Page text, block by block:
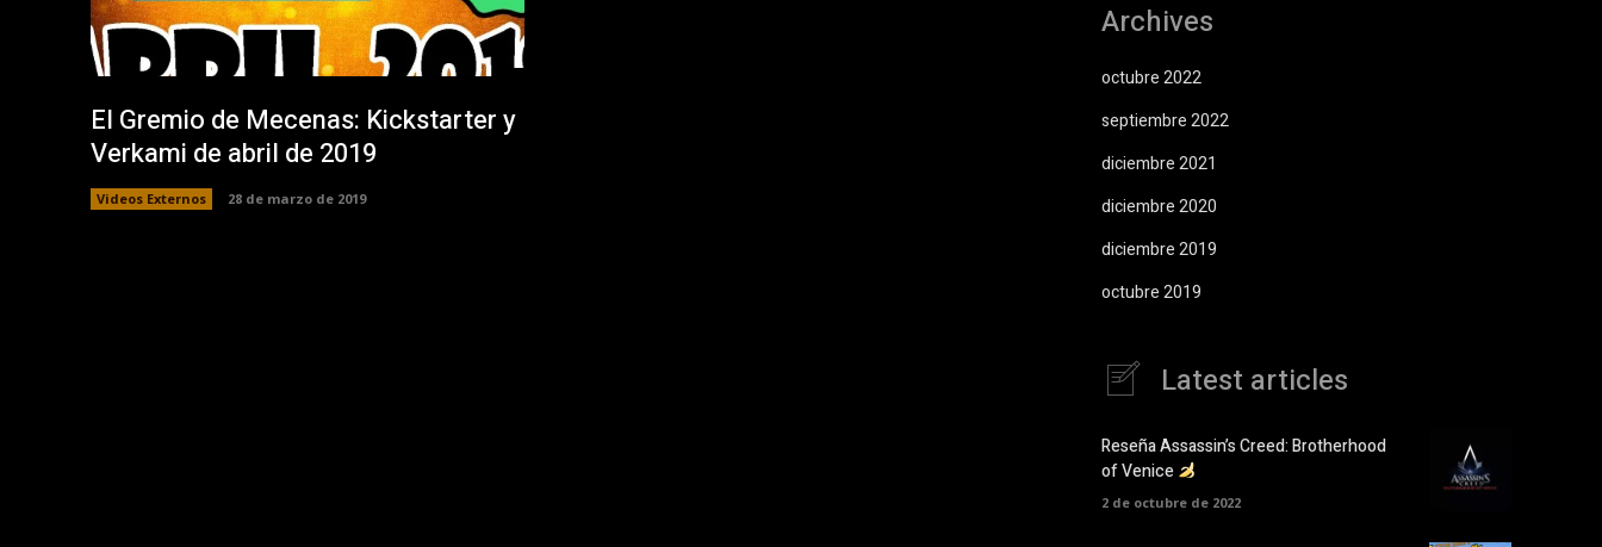
El Gremio de Mecenas: Kickstarter y
Verkami de abril de 2019
Videos Externos 28 de marzo de 2019
Archives
octubre 2022
septiembre 2022
diciembre 2021
diciembre 2020
diciembre 2019
octubre 2019
Latest articles
Reseña Assassin’s Creed: Brotherhood
of Venice
2 de octubre de 2022